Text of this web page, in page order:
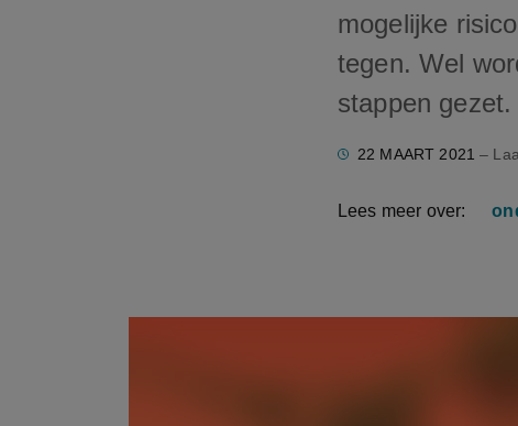
mogelijke
tegen. Wel
stappen gezet.
22 MAART 2021 –
Lees meer over: